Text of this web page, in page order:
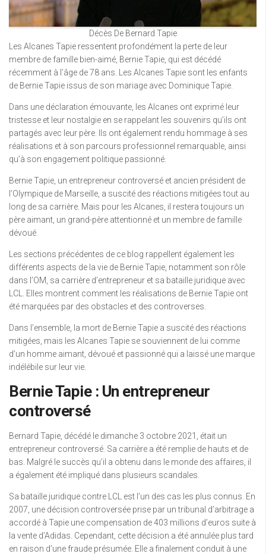
Décès De Bernard Tapie
Les Alcanes Tapie ressentent profondément la perte de leur
membre de famille bien-aimé, Bernie Tapie, qui est décédé
récemment à l’âge de 78 ans. Les Alcanes Tapie sont les enfants
de Bernie Tapie issus de son mariage avec Dominique Tapie.
Dans une déclaration émouvante, les Alcanes ont exprimé leur
tristesse et leur nostalgie en se rappelant les souvenirs qu’ils ont
partagés avec leur père. Ils ont également rendu hommage à ses
réalisations et à son parcours professionnel remarquable, ainsi
qu’à son engagement politique passionné.
Bernie Tapie, un entrepreneur controversé et ancien président de
l’Olympique de Marseille, a suscité des réactions mitigées tout au
long de sa carrière. Mais pour les Alcanes, il restera toujours un
père aimant, un grand-père attentionné et un membre de famille
dévoué.
Les sections précédentes de ce blog rappellent également les
différents aspects de la vie de Bernie Tapie, notamment son rôle
dans l’OM, sa carrière d’entrepreneur et sa bataille juridique avec
LCL. Elles montrent comment les réalisations de Bernie Tapie ont
été marquées par des obstacles et des controverses.
Dans l’ensemble, la mort de Bernie Tapie a suscité des réactions
mitigées, mais les Alcanes Tapie se souviennent de lui comme
d’un homme aimant, dévoué et passionné qui a laissé une marque
indélébile sur leur vie.
Bernie Tapie : Un entrepreneur
controversé
Bernard Tapie, décédé le dimanche 3 octobre 2021, était un
entrepreneur controversé. Sa carrière a été remplie de hauts et de
bas. Malgré le succès qu’il a obtenu dans le monde des affaires, il
a également été impliqué dans plusieurs scandales.
Sa bataille juridique contre LCL est l’un des cas les plus connus. En
2007, une décision controversée prise par un tribunal d’arbitrage a
accordé à Tapie une compensation de 403 millions d’euros suite à
la vente d’Adidas. Cependant, cette décision a été annulée plus tard
en raison d’une fraude présumée. Elle a finalement conduit à une